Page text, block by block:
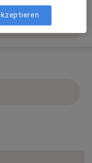
Adresse